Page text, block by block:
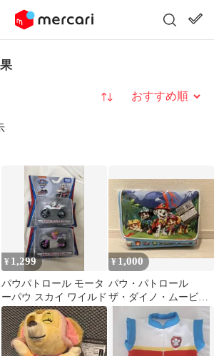
並び替え
¥ 1,299
パウパトロール モータ
ーパウ スカイ ワイルド
¥1,000
パウ・パトロール
ザ・ダイノ・ムービ
ー 大きなポッケ付き
バスケット 青